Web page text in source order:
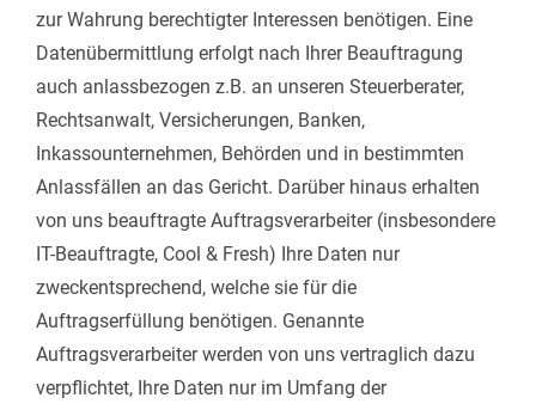
zur Wahrung berechtigter Interessen benötigen. Eine
Datenübermittlung erfolgt nach Ihrer Beauftragung
auch anlassbezogen z.B. an unseren Steuerberater,
Rechtsanwalt, Versicherungen, Banken,
Inkassounternehmen, Behörden und in bestimmten
Anlassfällen an das Gericht. Darüber hinaus erhalten
von uns beauftragte Auftragsverarbeiter (insbesondere
IT-Beauftragte, Cool & Fresh) Ihre Daten nur
zweckentsprechend, welche sie für die
Auftragserfüllung benötigen. Genannte
Auftragsverarbeiter werden von uns vertraglich dazu
verpflichtet, Ihre Daten nur im Umfang der